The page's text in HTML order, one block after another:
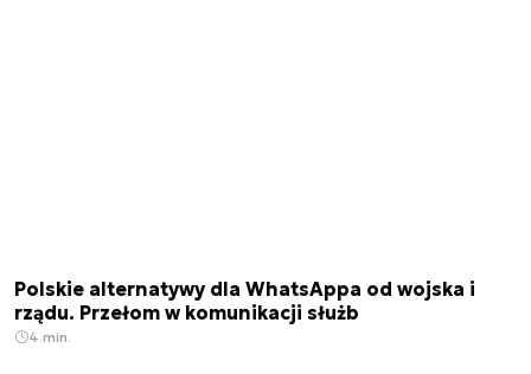
Polskie alternatywy dla WhatsAppa od wojska i
rządu. Przełom w komunikacji służb
4 min.